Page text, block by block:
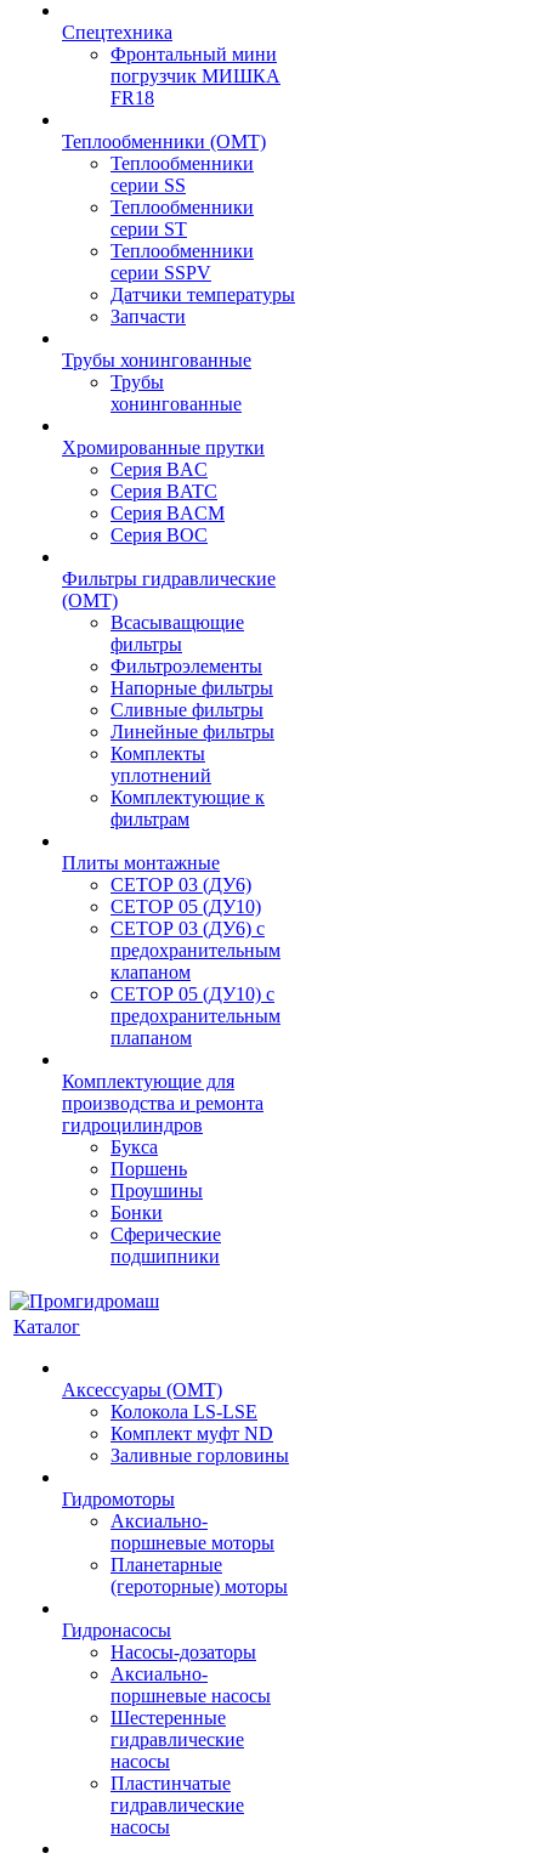
Спецтехника
Фронтальный мини
погрузчик МИШКА
FR18
Теплообменники (OMT)
Теплообменники
серии SS
Теплообменники
серии ST
Теплообменники
серии SSPV
Датчики температуры
Запчасти
Трубы хонингованные
Трубы
хонингованные
Хромированные прутки
Серия BAC
Серия BATC
Серия BACM
Серия BOC
Фильтры гидравлические
(OMT)
Всасыващющие
фильтры
Фильтроэлементы
Напорные фильтры
Сливные фильтры
Линейные фильтры
Комплекты
уплотнений
Комплектующие к
фильтрам
Плиты монтажные
CЕТОР 03 (ДУ6)
CЕТОР 05 (ДУ10)
CЕТОР 03 (ДУ6) с
предохранительным
клапаном
CЕТОР 05 (ДУ10) с
предохранительным
плапаном
Комплектующие для
производства и ремонта
гидроцилиндров
Букса
Поршень
Проушины
Бонки
Сферические
подшипники
Каталог
Аксессуары (OMT)
Колокола LS-LSE
Комплект муфт ND
Заливные горловины
Гидромоторы
Аксиально-
поршневые моторы
Планетарные
(героторные) моторы
Гидронасосы
Насосы-дозаторы
Аксиально-
поршневые насосы
Шестеренные
гидравлические
насосы
Пластинчатые
гидравлические
насосы